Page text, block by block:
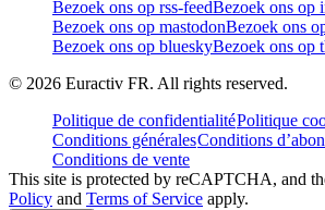
Bezoek ons op rss-feedBezoek ons op
Bezoek ons op mastodonBezoek ons
Bezoek ons op blueskyBezoek ons op
© 2026 Euractiv FR. All rights reserved.
Politique de confidentialitéPolitique
Conditions généralesConditions
Conditions de vente
This site is protected by reCAPTCHA, and
Policy and Terms of Service apply.